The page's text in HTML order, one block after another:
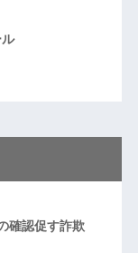
確認促す詐欺